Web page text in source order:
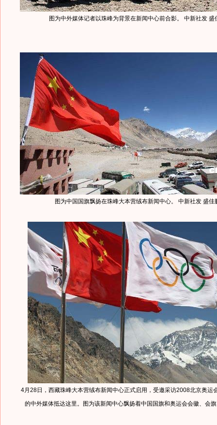
图为中外媒体记者以珠峰为背景在新闻中心前合影。 中新社发 盛
图为中国国旗飘扬在珠峰大本营绒布新闻中心。 中新社发 盛佳
4月28日，西藏珠峰大本营绒布新闻中心正式启用，受邀采访2008北京奥运
的中外媒体抵达这里。图为该新闻中心飘扬着中国国旗和奥运会会徽、会